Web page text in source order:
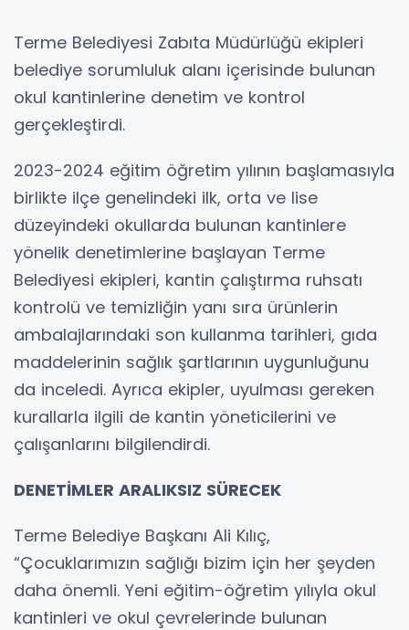
Terme Belediyesi Zabıta Müdürlüğü ekipleri
belediye sorumluluk alanı içerisinde bulunan
okul kantinlerine denetim ve kontrol
gerçekleştirdi.
2023-2024 eğitim öğretim yılının başlamasıyla
birlikte ilçe genelindeki ilk, orta ve lise
düzeyindeki okullarda bulunan kantinlere
yönelik denetimlerine başlayan Terme
Belediyesi ekipleri, kantin çalıştırma ruhsatı
kontrolü ve temizliğin yanı sıra ürünlerin
ambalajlarındaki son kullanma tarihleri, gıda
maddelerinin sağlık şartlarının uygunluğunu
da inceledi. Ayrıca ekipler, uyulması gereken
kurallarla ilgili de kantin yöneticilerini ve
çalışanlarını bilgilendirdi.
DENETİMLER ARALIKSIZ SÜRECEK
Terme Belediye Başkanı Ali Kılıç,
“Çocuklarımızın sağlığı bizim için her şeyden
daha önemli. Yeni eğitim-öğretim yılıyla okul
kantinleri ve okul çevrelerinde bulunan